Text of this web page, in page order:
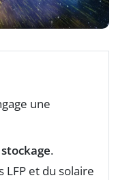
une
stockage.
LFP et du solaire